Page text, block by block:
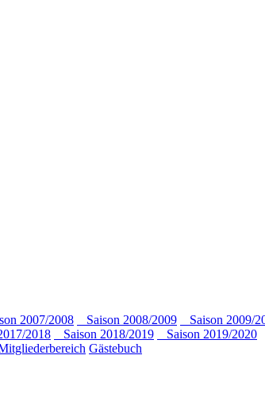
2007/2008 Saison 2008/2009 Saison 2009/
2018 Saison 2018/2019 Saison 2019/2020
Gästebuch